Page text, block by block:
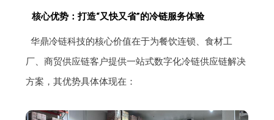
核心优势：打造“又快又省”的冷链服务体验
华鼎冷链科技的核心价值在于为餐饮连锁、食材工
厂、商贸供应链客户提供一站式数字化冷链供应链解决
方案，其优势具体体现在：